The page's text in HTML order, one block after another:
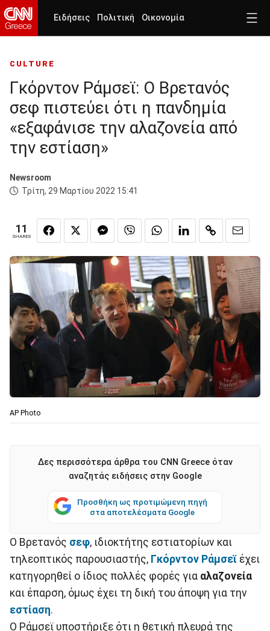
Ειδήσεις Πολιτική Οικονομία
CULTURE
Γκόρντον Ράμσεϊ: Ο Βρετανός
σεφ πιστεύει ότι η πανδημία
«εξαφάνισε την αλαζονεία από
την εστίαση»
Newsroom
Τρίτη, 29 Μαρτίου 2022 15:41
11
SHARES
ΑP Photo
Δες περισσότερα άρθρα του CNN Greece όταν
αναζητάς ειδήσεις στην Google
Προσθήκη ως προτιμώμενη πηγή
στα αποτελέσματα Google
Ο Βρετανός σεφ, ιδιοκτήτης εστιατορίων και
τηλεοπτικός παρουσιαστής, Γκόρντον Ράμσεϊ έχει
κατηγορηθεί ο ίδιος πολλές φορές για αλαζονεία
και έπαρση, όμως έχει τη δική του άποψη για την
εστίαση.
Ο Ράμσεϊ υποστήριξε ότι η θετική πλευρά της